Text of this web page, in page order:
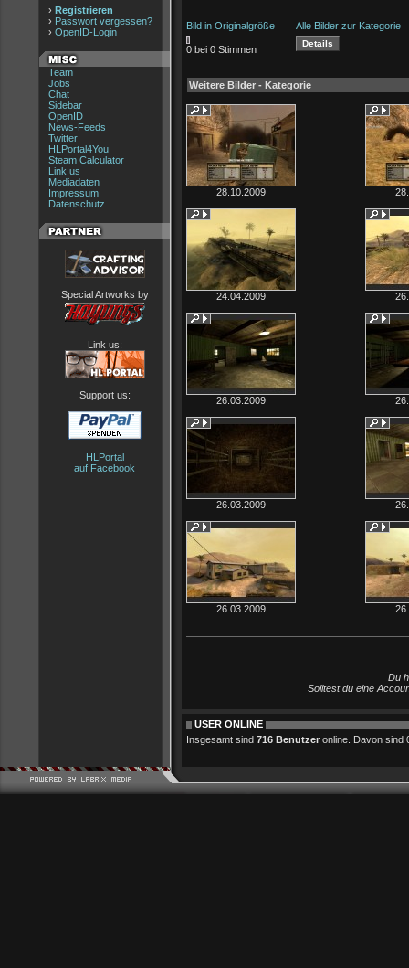
› Registrieren
› Passwort vergessen?
› OpenID-Login
Team
Jobs
Chat
Sidebar
OpenID
News-Feeds
Twitter
HLPortal4You
Steam Calculator
Link us
Mediadaten
Impressum
Datenschutz
Special Artworks by
Link us:
Support us:
HLPortal
auf Facebook
Bild in Originalgröße Alle Bilder zur Kategorie
0 bei 0 Stimmen
Weitere Bilder - Kategorie
28.10.2009
24.04.2009
26.03.2009
26.03.2009
26.03.2009
Du
Solltest du eine
USER ONLINE
Insgesamt sind 716 Benutzer online. Davon sind